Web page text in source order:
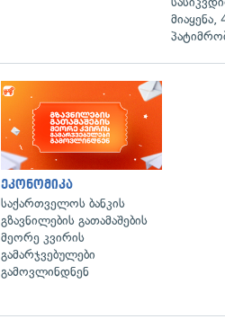
ეკონომიკა
საქართველოს ბანკის
გზავნილების გათამაშების
მეორე კვირის
გამარჯვებულები
გამოვლინდნენ